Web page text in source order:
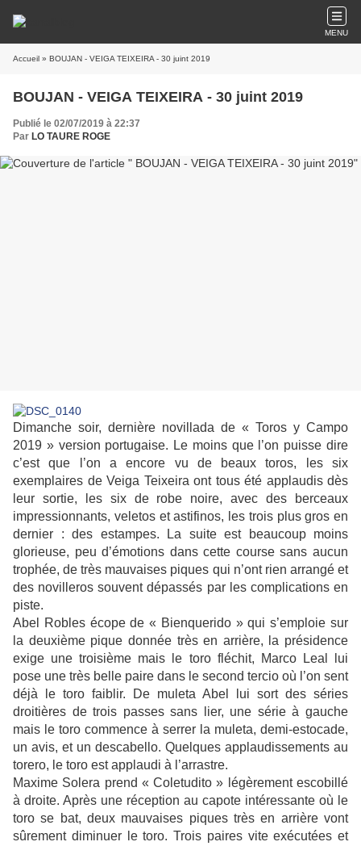
MENU
Accueil » BOUJAN - VEIGA TEIXEIRA - 30 juint 2019
BOUJAN - VEIGA TEIXEIRA - 30 juint 2019
Publié le 02/07/2019 à 22:37
Par LO TAURE ROGE
Dimanche soir, dernière novillada de « Toros y Campo
2019 » version portugaise. Le moins que l’on puisse dire
c’est que l’on a encore vu de beaux toros, les six
exemplaires de Veiga Teixeira ont tous été applaudis dès
leur sortie, les six de robe noire, avec des berceaux
impressionnants, veletos et astifinos, les trois plus gros en
dernier : des estampes. La suite est beaucoup moins
glorieuse, peu d’émotions dans cette course sans aucun
trophée, de très mauvaises piques qui n’ont rien arrangé et
des novilleros souvent dépassés par les complications en
piste.
Abel Robles écope de « Bienquerido » qui s’emploie sur
la deuxième pique donnée très en arrière, la présidence
exige une troisième mais le toro fléchit, Marco Leal lui
pose une très belle paire dans le second tercio où l’on sent
déjà le toro faiblir. De muleta Abel lui sort des séries
droitières de trois passes sans lier, une série à gauche
mais le toro commence à serrer la muleta, demi-estocade,
un avis, et un descabello. Quelques applaudissements au
torero, le toro est applaudi à l’arrastre.
Maxime Solera prend « Coletudito » légèrement escobillé
à droite. Après une réception au capote intéressante où le
toro se bat, deux mauvaises piques très en arrière vont
sûrement diminuer le toro. Trois paires vite exécutées et